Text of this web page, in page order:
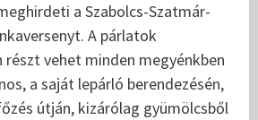
a Szabolcs-Szatmár-
A párlatok
vehet minden megyénkben
a saját lepárló berendezésén,
útján, kizárólag gyümölcsből